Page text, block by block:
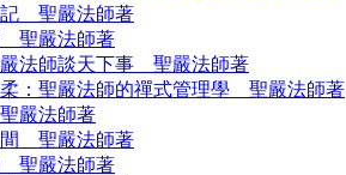
記 聖嚴法師著
聖嚴法師著
法師談天下事 聖嚴法師著
：聖嚴法師的禪式管理學 聖嚴法師著
嚴法師著
間 聖嚴法師著
聖嚴法師著